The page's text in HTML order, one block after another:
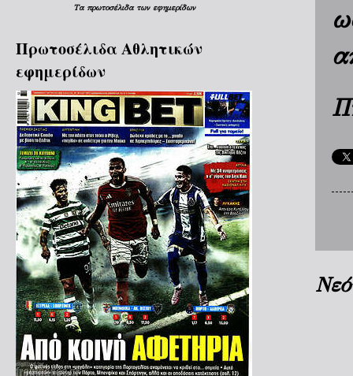
Τα πρωτοσέλιδα των εφημερίδων
Πρωτοσέλιδα Aθλητικών
εφημερίδων